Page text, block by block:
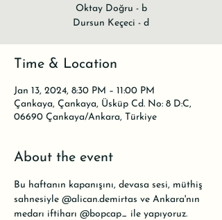
Oktay Doğru - b
Dursun Keçeci - d
Time & Location
Jan 13, 2024, 8:30 PM – 11:00 PM
Çankaya, Çankaya, Üsküp Cd. No: 8 D:C,
06690 Çankaya/Ankara, Türkiye
About the event
Bu haftanın kapanışını, devasa sesi, müthiş
sahnesiyle @alican.demirtas ve Ankara'nın
medarı iftiharı @bopcap_ ile yapıyoruz.